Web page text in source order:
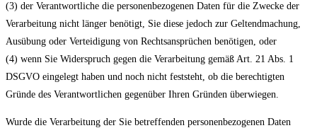
(3) der Verantwortliche die personenbezogenen Daten für die Zwecke der
Verarbeitung nicht länger benötigt, Sie diese jedoch zur Geltendmachung,
Ausübung oder Verteidigung von Rechtsansprüchen benötigen, oder
(4) wenn Sie Widerspruch gegen die Verarbeitung gemäß Art. 21 Abs. 1
DSGVO eingelegt haben und noch nicht feststeht, ob die berechtigten
Gründe des Verantwortlichen gegenüber Ihren Gründen überwiegen.
Wurde die Verarbeitung der Sie betreffenden personenbezogenen Daten